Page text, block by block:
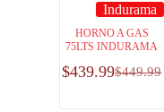
Indurama
HORNO A GAS
75LTS INDURAMA
$449.99
$439.99